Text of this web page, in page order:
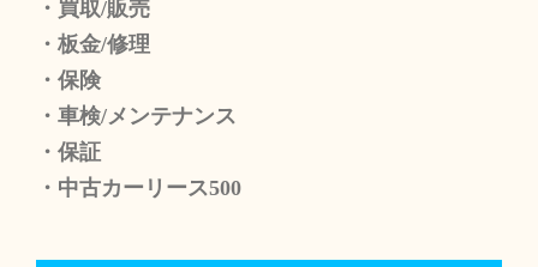
・買取/販売
・板金/修理
・保険
・車検/メンテナンス
・保証
・中古カーリース500